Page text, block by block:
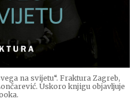
na svijetu“. Fraktura Zagreb,
Uskoro knjigu objavljuje